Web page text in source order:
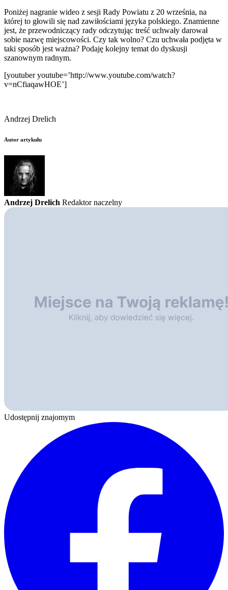
Poniżej nagranie wideo z sesji Rady Powiatu z 20 września, na
której to głowili się nad zawiłościami języka polskiego. Znamienne
jest, że przewodniczący rady odczytując treść uchwały darował
sobie nazwę miejscowości. Czy tak wolno? Czu uchwała podjęta w
taki sposób jest ważna? Podaję kolejny temat do dyskusji
szanownym radnym.
[youtuber youtube=’http://www.youtube.com/watch?
v=nCfiaqawHOE’]
Andrzej Drelich
Autor artykułu
Andrzej Drelich Redaktor naczelny
Udostępnij znajomym